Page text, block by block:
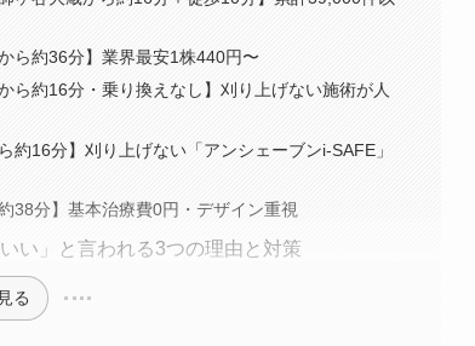
ら約36分】業界最安1株440円〜
ら約16分・乗り換えなし】刈り上げない施術が人
16分】刈り上げない「アンシェーブンi-SAFE」
38分】基本治療費0円・デザイン重視
い」と言われる3つの理由と対策
る